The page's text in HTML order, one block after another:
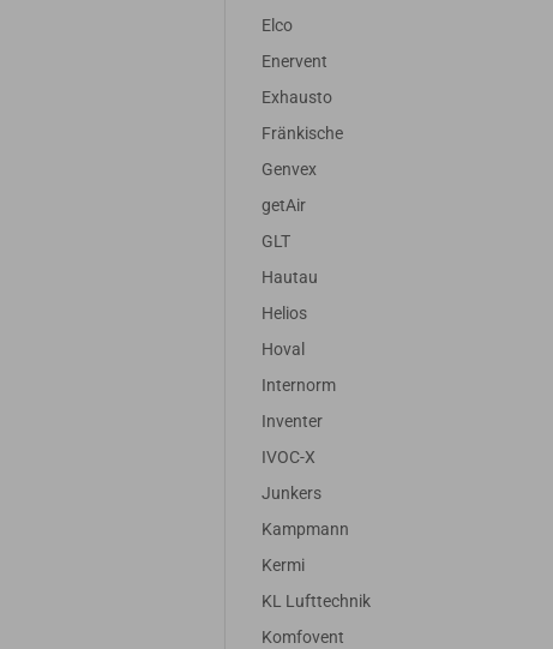
Elco
Enervent
Exhausto
Fränkische
Genvex
getAir
GLT
Hautau
Helios
Hoval
Internorm
Inventer
IVOC-X
Junkers
Kampmann
Kermi
KL Lufttechnik
Komfovent